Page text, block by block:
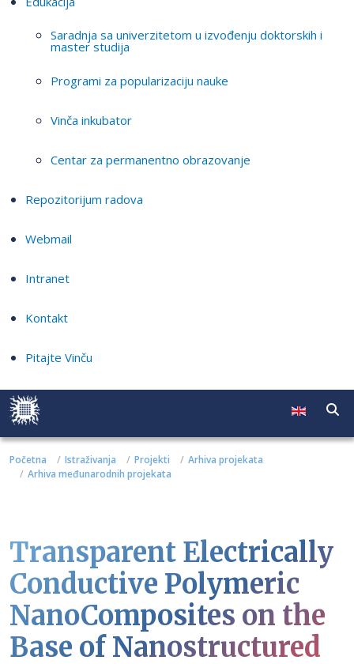
Saradnja sa univerzitetom u izvođenju doktorskih i
master studija
Programi za popularizaciju nauke
Vinča inkubator
Centar za permanentno obrazovanje
Repozitorijum radova
Webmail
Intranet
Kontakt
Pitajte Vinču
Početna Istraživanja Projekti
Arhiva projekata
Arhiva međunarodnih projekata
Transparent Electrically
Conductive Polymeric
NanoComposites on the
Base of Nanostructured